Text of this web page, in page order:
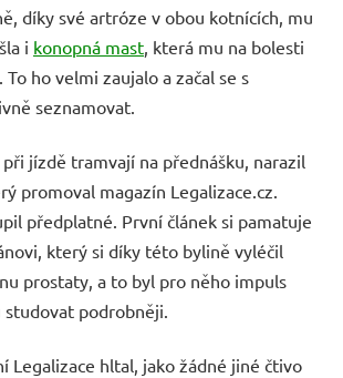
díky své artróze v obou kotnících, mu
i konopná mast, která mu na bolesti
ho velmi zaujalo a začal se s
seznamovat.
jízdě tramvají na přednášku, narazil
promoval magazín Legalizace.cz.
předplatné. První článek si pamatuje
který si díky této bylině vyléčil
prostaty, a to byl pro něho impuls
podrobněji.
Legalizace hltal, jako žádné jiné čtivo